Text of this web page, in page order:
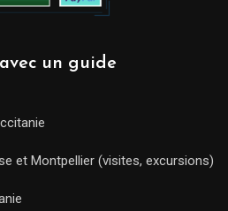
un guide
et Montpellier (visites, excursions)